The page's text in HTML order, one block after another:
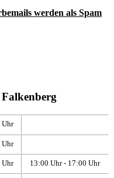
werden als Spam
Falkenberg
Uhr
Uhr
Uhr 13:00 Uhr - 17:00 Uhr